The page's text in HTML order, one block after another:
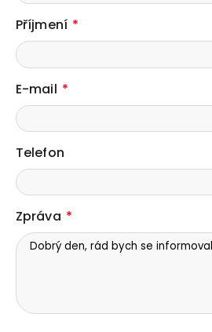
Příjmení
E-mail
Telefon
Zpráva